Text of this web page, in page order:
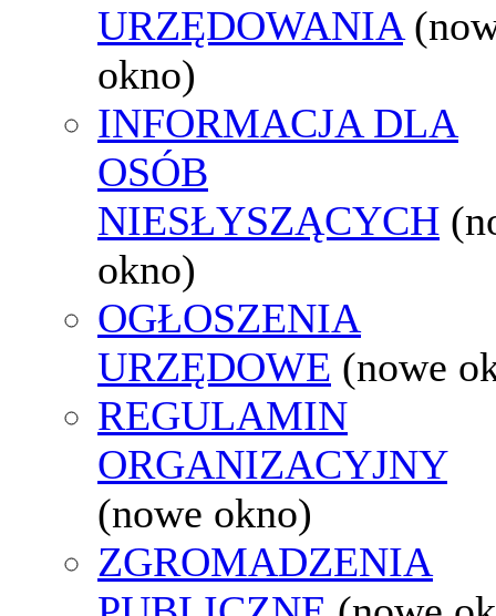
URZĘDOWANIA
okno)
INFORMACJA DLA
OSÓB
NIESŁYSZĄCYCH
okno)
OGŁOSZENIA
URZĘDOWE (nowe
REGULAMIN
ORGANIZACYJNY
(nowe okno)
ZGROMADZENIA